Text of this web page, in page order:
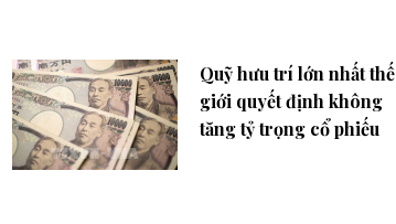
Quỹ hưu trí lớn nhất thế
giới quyết định không
tăng tỷ trọng cổ phiếu